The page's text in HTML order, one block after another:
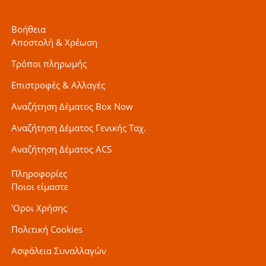
Βοήθεια
Αποστολή & Χρέωση
Τρόποι πληρωμής
Επιστροφές & Αλλαγές
Αναζήτηση Δέματος Box Now
Αναζήτηση Δέματος Γενικής Ταχ.
Αναζήτηση Δέματος ACS
Πληροφορίες
Ποιοι είμαστε
'Οροι Χρήσης
Πολιτική Cookies
Ασφάλεια Συναλλαγών